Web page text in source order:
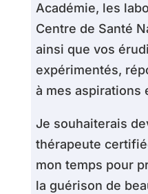
Académie, les
Centre de Santé
ainsi que vos
expérimentés,
à mes aspirations
Je souhaiterais
thérapeute
mon temps pour
la guérison de